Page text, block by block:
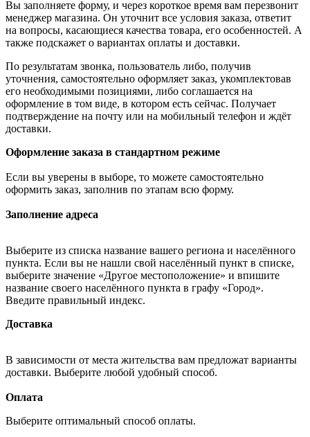
Вы заполняете форму, и через короткое время вам перезвонит
менеджер магазина. Он уточнит все условия заказа, ответит
на вопросы, касающиеся качества товара, его особенностей. А
также подскажет о вариантах оплаты и доставки.
По результатам звонка, пользователь либо, получив
уточнения, самостоятельно оформляет заказ, укомплектовав
его необходимыми позициями, либо соглашается на
оформление в том виде, в котором есть сейчас. Получает
подтверждение на почту или на мобильный телефон и ждёт
доставки.
Оформление заказа в стандартном режиме
Если вы уверены в выборе, то можете самостоятельно
оформить заказ, заполнив по этапам всю форму.
Заполнение адреса
Выберите из списка название вашего региона и населённого
пункта. Если вы не нашли свой населённый пункт в списке,
выберите значение «Другое местоположение» и впишите
название своего населённого пункта в графу «Город».
Введите правильный индекс.
Доставка
В зависимости от места жительства вам предложат варианты
доставки. Выберите любой удобный способ.
Оплата
Выберите оптимальный способ оплаты.